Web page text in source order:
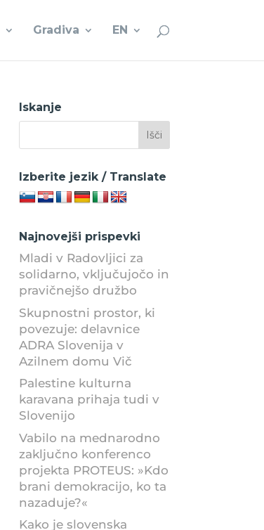
Gradiva EN
Iskanje
Izberite jezik / Translate
Najnovejši prispevki
Mladi v Radovljici za
solidarno, vključujočo in
pravičnejšo družbo
Skupnostni prostor, ki
povezuje: delavnice
ADRA Slovenija v
Azilnem domu Vič
Palestine kulturna
karavana prihaja tudi v
Slovenijo
Vabilo na mednarodno
zaključno konferenco
projekta PROTEUS: »Kdo
brani demokracijo, ko ta
nazaduje?«
Kako je slovenska